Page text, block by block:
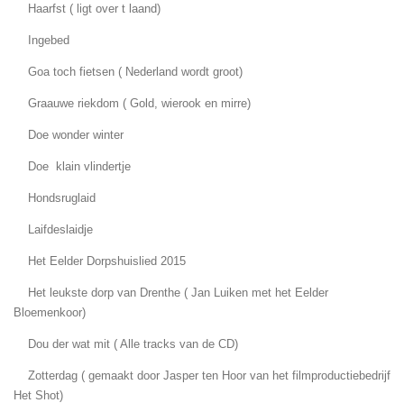
Haarfst ( ligt over t laand)
Ingebed
Goa toch fietsen ( Nederland wordt groot)
Graauwe riekdom ( Gold, wierook en mirre)
Doe wonder winter
Doe klain vlindertje
Hondsruglaid
Laifdeslaidje
Het Eelder Dorpshuislied 2015
Het leukste dorp van Drenthe ( Jan Luiken met het Eelder
Bloemenkoor)
Dou der wat mit ( Alle tracks van de CD)
Zotterdag ( gemaakt door Jasper ten Hoor van het filmproductiebedrijf
Het Shot)